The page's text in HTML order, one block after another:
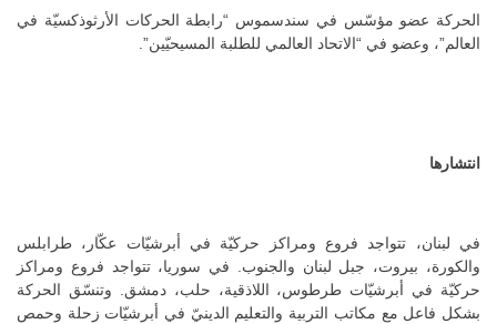
الحركة عضو مؤسّس في سندسموس “رابطة الحركات الأرثوذكسيّة في
العالم”، وعضو في “الاتحاد العالمي للطلبة المسيحيّين”.
انتشارها
في لبنان، تتواجد فروع ومراكز حركيّة في أبرشيّات عكّار، طرابلس
والكورة، بيروت، جبل لبنان والجنوب. في سوريا، تتواجد فروع ومراكز
حركيّة في أبرشيّات طرطوس، اللاذقية، حلب، دمشق. وتنسّق الحركة
بشكل فاعل مع مكاتب التربية والتعليم الدينيّ في أبرشيّات زحلة وحمص